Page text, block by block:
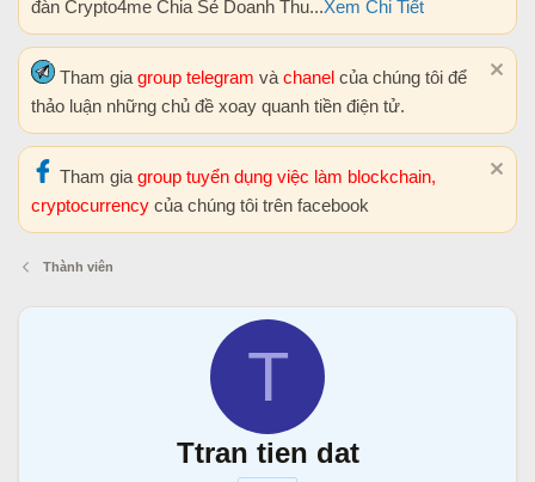
đàn Crypto4me Chia Sẻ Doanh Thu...Xem Chi Tiết
Tham gia group telegram và chanel của chúng tôi để
thảo luận những chủ đề xoay quanh tiền điện tử.
Tham gia group tuyển dụng việc làm blockchain,
cryptocurrency của chúng tôi trên facebook
Thành viên
T
Ttran tien dat